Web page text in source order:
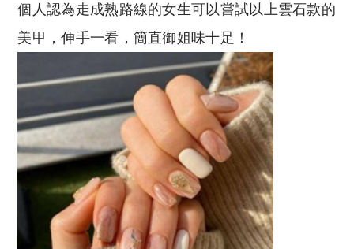
個人認為走成熟路線的女生可以嘗試以上雲石款的
美甲，伸手一看，簡直御姐味十足！